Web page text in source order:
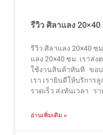
รีวิว ศิลาแลง
รีวิว ศิลาแลง 20×40 ซ
แลง 20×40 ซม. เราส่
ใช้งานสินค้าทันที ขอบ
เรา เรายินดีให้บริการ
รวดเร็ว ส่งทันเวลา รา
อ่านเพิ่มเติม »